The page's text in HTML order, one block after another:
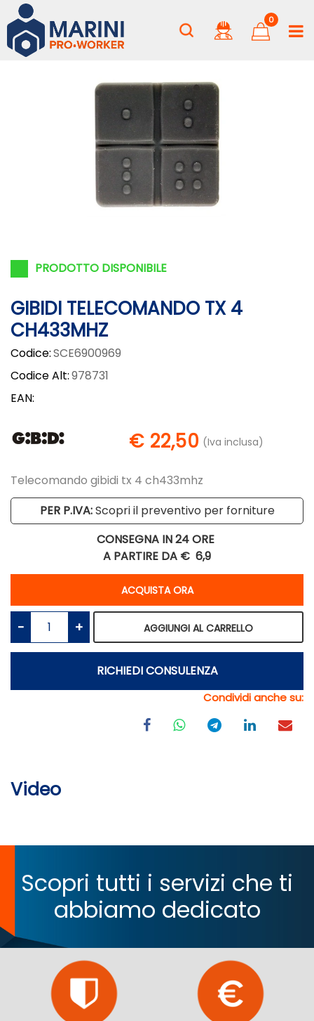
0
PRODOTTO DISPONIBILE
GIBIDI TELECOMANDO TX 4
CH433MHZ
Codice:SCE6900969
Codice Alt:978731
EAN:
€ 22,50 (Iva inclusa)
Telecomando gibidi tx 4 ch433mhz
PER P.IVA:Scopri il preventivo per forniture
CONSEGNA IN 24 ORE
A PARTIRE DA € 6,9
ACQUISTA ORA
Quantità
AGGIUNGI AL CARRELLO
RICHIEDI CONSULENZA
Condividi anche su:
Video
Scopri tutti i servizi che ti
abbiamo dedicato